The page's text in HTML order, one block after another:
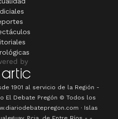
1901 al servicio de la Región -
El Debate Pregón © Todos los
diariodebatepregon.com · Islas